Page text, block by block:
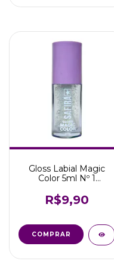
Gloss Labial Magic
Color 5ml Nº 1
Safira
R$9,90
COMPRAR